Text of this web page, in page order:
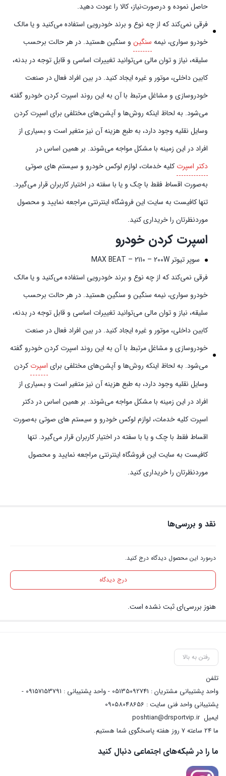
حاصل نموده و در‌صورت‌نیاز، کالا را عودت دهید.
فرقی نمی‌کند که از چه نوع و برند خودرویی استفاده می‌کنید و یا مالک
خودرو سواری، نیمه سنگین و سنگین هستید. در هر حالت برحسب
سلیقه، نیاز و توان مالی می‌توانید تغییرات اساسی و قابل توجه در بدنه،
کابین داخلی، موتور و غیره ایجاد کنید. در بین افراد فعال در صنعت
خودروسازی و مشاغل مرتبط با آن به این روند اسپرت کردن خودرو گفته
می‌شود. به لحاظ اینکه روش‌ها و آپشن‌های مختلفی برای اسپرت کردن
وسایل نقلیه وجود دارد، به طبع هزینه آن نیز متغیر است و بسیاری از
افراد در این زمینه با مشکل مواجه می‌شوند. بر همین اساس در
دکتر اسپرت کلیه خدمات، لوازم لوکس خودرو و سیستم‌ های صوتی
به‌صورت اقساط فقط با چک و یا با سفته در اختیار کاربران قرار می‌گیرد.
تنها کافیست به سایت این فروشگاه اینترنتی مراجعه نمایید و محصول
موردنظرتان را خریداری کنید.
اسپرت کردن خودرو
سوپر تیوتر MAX BEAT – 2110 – 200W
فرقی نمی‌کند که از چه نوع و برند خودرویی استفاده می‌کنید و یا مالک
خودرو سواری، نیمه سنگین و سنگین هستید. در هر حالت برحسب
سلیقه، نیاز و توان مالی می‌توانید تغییرات اساسی و قابل توجه در بدنه،
کابین داخلی، موتور و غیره ایجاد کنید. در بین افراد فعال در صنعت
خودروسازی و مشاغل مرتبط با آن به این روند اسپرت کردن خودرو گفته
می‌شود. به لحاظ اینکه روش‌ها و آپشن‌های مختلفی برای اسپرت کردن
وسایل نقلیه وجود دارد، به طبع هزینه آن نیز متغیر است و بسیاری از
افراد در این زمینه با مشکل مواجه می‌شوند. بر همین اساس در دکتر
اسپرت کلیه خدمات، لوازم لوکس خودرو و سیستم‌ های صوتی به‌صورت
اقساط فقط با چک و یا با سفته در اختیار کاربران قرار می‌گیرد. تنها
کافیست به سایت این فروشگاه اینترنتی مراجعه نمایید و محصول
موردنظرتان را خریداری کنید.
نقد و بررسی‌ها
درمورد این محصول دیدگاه درج کنید.
درج دیدگاه
هنوز بررسی‌ای ثبت نشده است.
رفتن به بالا
تلفن
واحد پشتیبانی مشتریان : 05135092741 - واحد پشتیبانی : 09157153791 -
پشتیبانی واحد فنی سایت : 09058048656
ایمیلposhtian@drsportvip.ir
ما 24 ساعته 7 روز هفته پاسخگوی شما هستیم.
ما را در شبکه‌های اجتماعی دنبال کنید